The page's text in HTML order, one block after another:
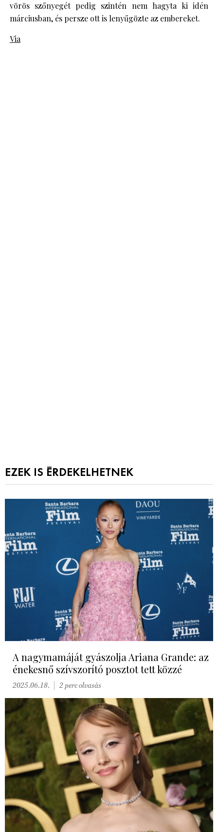
vörös szőnyegét pedig szintén nem hagyta ki idén
márciusban, és persze ott is lenyűgözte az embereket.
Via
EZEK IS ÉRDEKELHETNEK
A nagymamáját gyászolja Ariana Grande: az
énekesnő szívszorító posztot tett közzé
2025.06.18. 2 perc olvasás